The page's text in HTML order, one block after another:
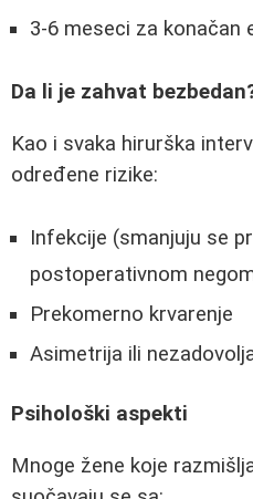
3-6 meseci za konačan
Da li je zahvat
Kao i svaka hirurška
određene rizike:
Infekcije (smanjuju se
postoperativnom
Prekomerno krvarenje
Asimetrija ili
Psihološki aspekti
Mnoge žene koje